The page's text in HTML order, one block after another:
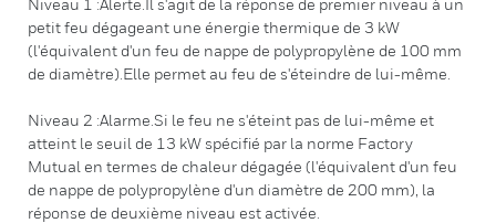
Niveau 1 :Alerte.Il s'agit de la réponse de premier niveau à un
petit feu dégageant une énergie thermique de 3 kW
(l'équivalent d'un feu de nappe de polypropylène de 100 mm
de diamètre).Elle permet au feu de s'éteindre de lui-même.
Niveau 2 :Alarme.Si le feu ne s'éteint pas de lui-même et
atteint le seuil de 13 kW spécifié par la norme Factory
Mutual en termes de chaleur dégagée (l'équivalent d'un feu
de nappe de polypropylène d'un diamètre de 200 mm), la
réponse de deuxième niveau est activée.